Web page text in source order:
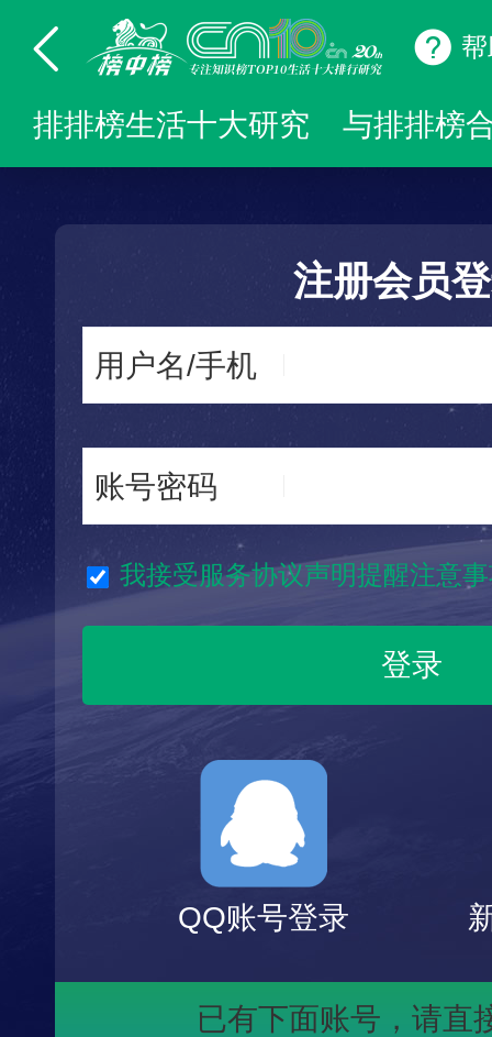
排排榜生活十大研究 与排排榜
注册会员
用户名/手机
账号密码
我接受服务协议声明提醒注意
QQ账号登录
已有下面账号， 请直